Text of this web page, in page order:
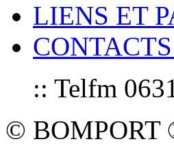
LIENS ET
:: Telfm
© BOMPORT